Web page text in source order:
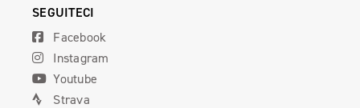
SEGUITECI
Facebook
Instagram
Youtube
Strava